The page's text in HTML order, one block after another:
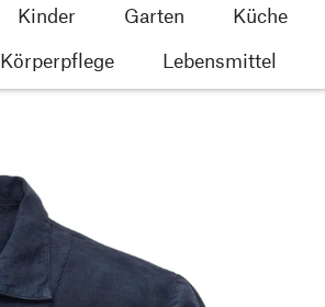
Kinder Garten Küche
Körperpflege Lebensmittel